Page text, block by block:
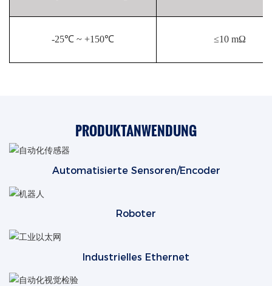
-25℃ ~ +150℃ ≤10 mΩ
PRODUKTANWENDUNG
Automatisierte Sensoren/Encoder
Roboter
Industrielles Ethernet